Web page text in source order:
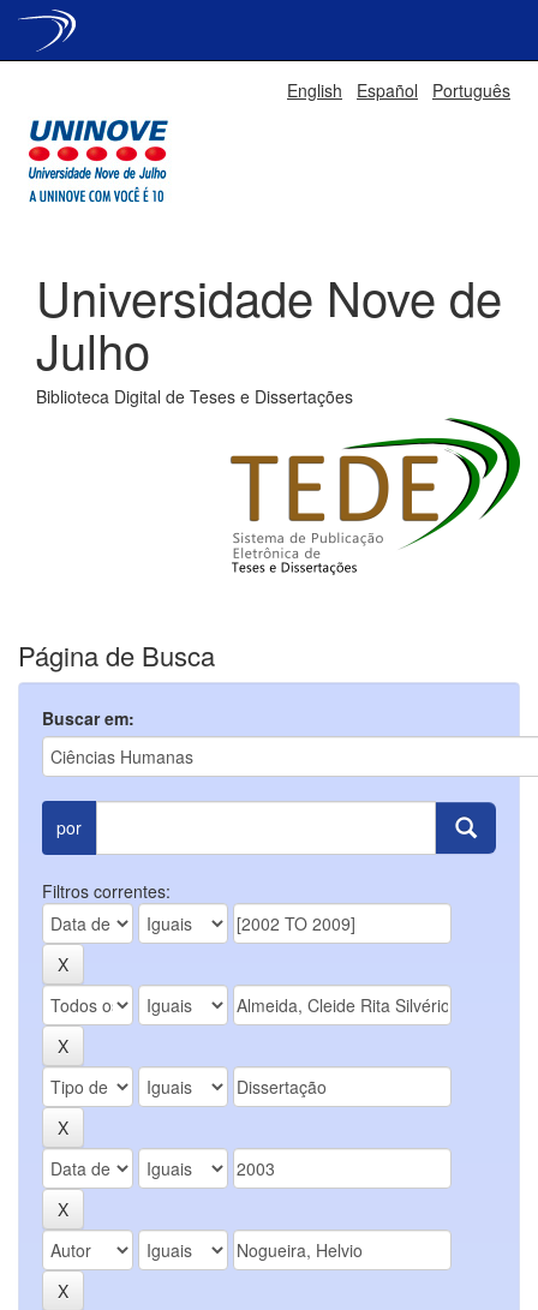
English Español Português
Universidade Nove de
Julho
Biblioteca Digital de Teses e Dissertações
Página de Busca
Buscar em:
por
Filtros correntes: